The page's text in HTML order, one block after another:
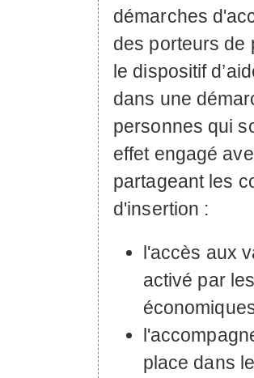
démarches
des porteurs de
le dispositif
dans une
personnes qui
effet engagé
partageant les
d'insertion :
l'accès aux
activé par
place dans